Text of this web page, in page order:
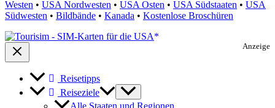
Westen • USA Nordwesten • USA Osten • USA Südstaaten • USA
Südwesten • Bildbände • Kanada • Kostenlose Broschüren
Anzeige
Reisetipps
Reiseziele
Alle Staaten und Regionen